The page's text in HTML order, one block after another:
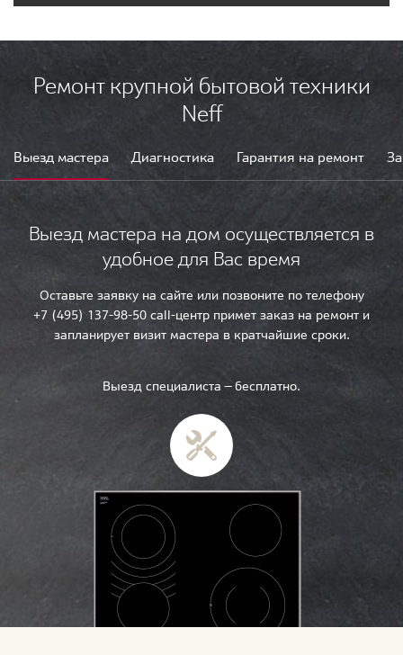
Ремонт крупной бытовой техники
Neff
Выезд мастера Диагностика Гарантия на ремонт
Выезд мастера на дом осуществляется в
удобное для Вас время
Оставьте заявку на сайте или позвоните по телефону
+7 (495) 137-98-50 call-центр примет заказ на ремонт и
запланирует визит мастера в кратчайшие сроки.
Выезд специалиста — бесплатно.